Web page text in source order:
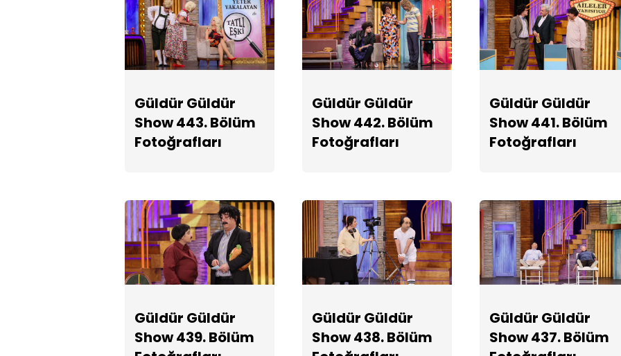
Güldür Güldür
Show 443. Bölüm
Fotoğrafları
Güldür Güldür
Show 442. Bölüm
Fotoğrafları
Güldür Güldür
Show 441. Bölüm
Fotoğrafları
Güldür Güldür
Show 439. Bölüm
Güldür Güldür
Show 438. Bölüm
Güldür Güldür
Show 437. Bölüm